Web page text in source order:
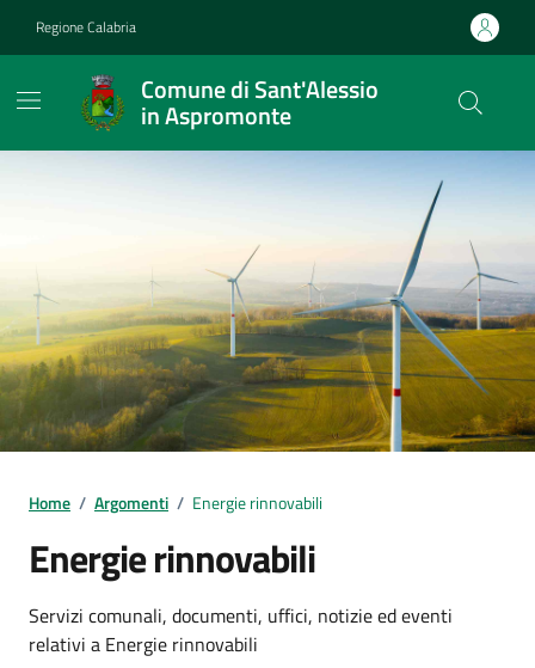
Regione Calabria
Comune di Sant'Alessio
in Aspromonte
Home / Argomenti / Energie rinnovabili
Energie rinnovabili
Dettagli dell'argomento
Servizi comunali, documenti, uffici, notizie ed eventi
relativi a Energie rinnovabili